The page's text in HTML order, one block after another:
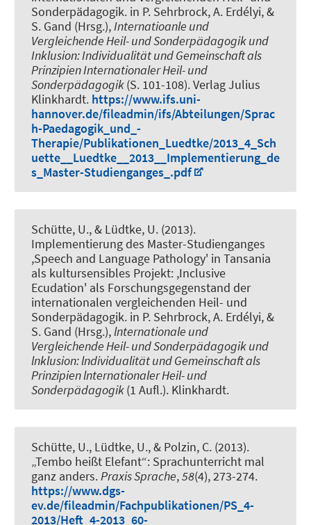
Sonderpädagogik. in P. Sehrbrock, A. Erdélyi, &
S. Gand (Hrsg.),Internatioanle und
Vergleichende Heil- und Sonderpädagogik und
Inklusion: Individualität und Gemeinschaft als
Prinzipien Internationaler Heil- und
Sonderpädagogik(S. 101-108). Verlag Julius
Klinkhardt. https://www.ifs.uni-
hannover.de/fileadmin/ifs/Abteilungen/Sprac
h-Paedagogik_und_-
Therapie/Publikationen_Luedtke/2013_4_Sch
uette__Luedtke__2013__Implementierung_de
s_Master-Studienganges_.pdf
Schütte, U., & Lüdtke, U. (2013).
Implementierung des Master-Studienganges
,Speech and Language Pathology' in Tansania
als kultursensibles Projekt: ,Inclusive
Ecudation' als Forschungsgegenstand der
internationalen vergleichenden Heil- und
Sonderpädagogik. in P. Sehrbrock, A. Erdélyi, &
S. Gand (Hrsg.),lnternationale und
Vergleichende Heil- und Sonderpädagogik und
lnklusion: lndividualität und Gemeinschaft als
Prinzipien lnternationaler Heil- und
Sonderpädagogik(1 Aufl.). Klinkhardt.
Schütte, U., Lüdtke, U., & Polzin, C. (2013).
„Tembo heißt Elefant“: Sprachunterricht mal
ganz anders.Praxis Sprache,58(4), 273-274.
https://www.dgs-
ev.de/fileadmin/Fachpublikationen/PS_4-
2013/Heft_4-2013_60-